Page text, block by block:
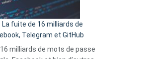
Party
pour
comparer
vos
goûts
fuite de 16 milliards de
Telegram et GitHub
milliards de mots de passe